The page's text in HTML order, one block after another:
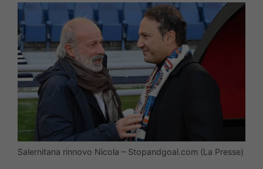
Salernitana rinnovo Nicola – Stopandgoal.com (La Presse)